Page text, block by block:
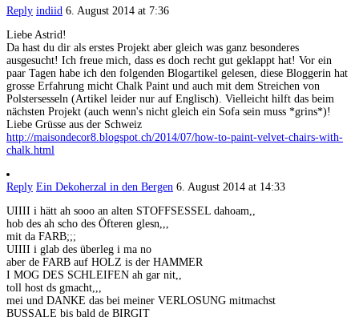
Reply indiid 6. August 2014 at 7:36
Liebe Astrid!
Da hast du dir als erstes Projekt aber gleich was ganz besonderes
ausgesucht! Ich freue mich, dass es doch recht gut geklappt hat! Vor ein
paar Tagen habe ich den folgenden Blogartikel gelesen, diese Bloggerin hat
grosse Erfahrung micht Chalk Paint und auch mit dem Streichen von
Polstersesseln (Artikel leider nur auf Englisch). Vielleicht hilft das beim
nächsten Projekt (auch wenn's nicht gleich ein Sofa sein muss *grins*)!
Liebe Grüsse aus der Schweiz
http://maisondecor8.blogspot.ch/2014/07/how-to-paint-velvet-chairs-with-
chalk.html
Reply Ein Dekoherzal in den Bergen 6. August 2014 at 14:33
UIIII i hätt ah sooo an alten STOFFSESSEL dahoam,,
hob des ah scho des Öfteren glesn,,,
mit da FARB;;;
UIIII i glab des überleg i ma no
aber de FARB auf HOLZ is der HAMMER
I MOG DES SCHLEIFEN ah gar nit,,
toll host ds gmacht,,,
mei und DANKE das bei meiner VERLOSUNG mitmachst
BUSSALE bis bald de BIRGIT